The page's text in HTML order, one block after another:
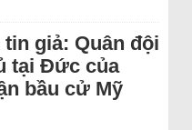
giả: Quân đội
tại Đức của
bầu cử Mỹ